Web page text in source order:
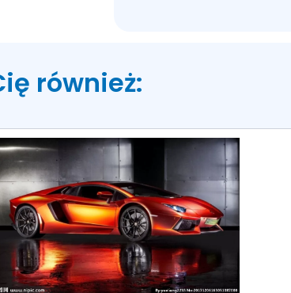
również: